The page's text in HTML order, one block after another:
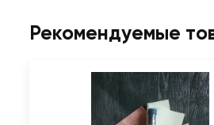
Рекомендуемые